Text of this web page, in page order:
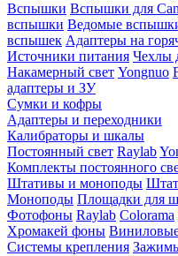
Вспышки Вспышки для
вспышки Ведомые
вспышек Адаптеры на
Источники питания Чехлы
Накамерный свет Yongnuo
адаптеры и ЗУ
Сумки и кофры
Адаптеры и переходники
Калибраторы и шкалы
Постоянный свет Raylab
Комплекты постоянного
Штативы и моноподы
Моноподы Площадки для
Фотофоны Raylab Colorama
Хромакей фоны
Системы крепления